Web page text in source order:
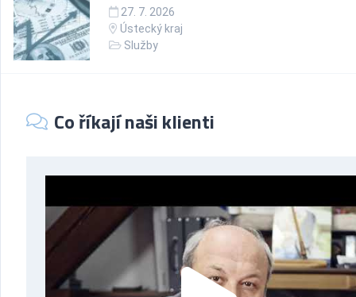
27. 7. 2026
Ústecký kraj
Služby
Co říkají naši klienti